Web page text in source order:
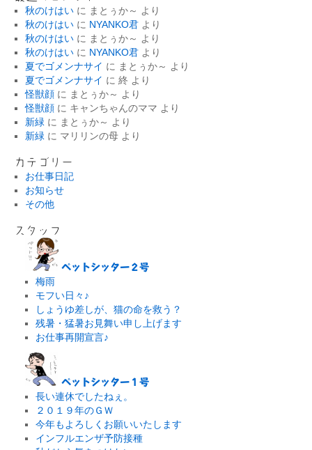
投
稿
秋のけはいに まとぅか～ より
秋のけはいに NYANKO君より
秋のけはいに まとぅか～ より
秋のけはいに NYANKO君より
夏でゴメンナサイ に まとぅか～ より
夏でゴメンナサイ に 終 より
怪獣顔に まとぅか～ より
怪獣顔に キャンちゃんのママ より
新緑 に まとぅか～ より
新緑 に マリリンの母より
カテゴリー
お仕事日記
お知らせ
その他
スタッフ
ペットシッター２号
梅雨
モフい日々♪
しょうゆ差しが、猫の命を救う？
残暑・猛暑お見舞い申し上げます
お仕事再開宣言♪
ペットシッター１号
長い連休でしたねぇ。
２０１９年のＧＷ
今年もよろしくお願いいたします
インフルエンザ予防接種